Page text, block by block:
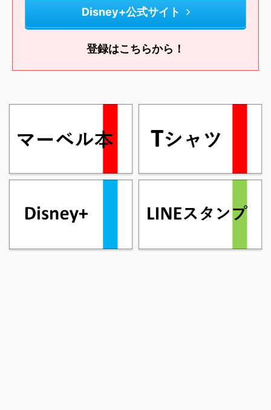
Disney+公式サイト
登録はこちらから！